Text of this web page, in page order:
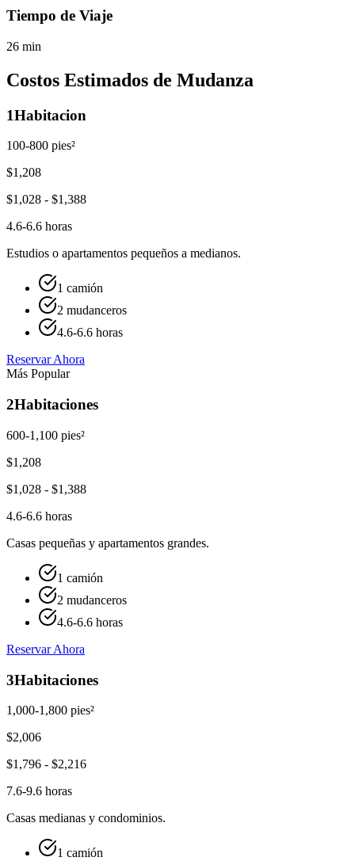
Tiempo de Viaje
26 min
Costos Estimados de Mudanza
1Habitacion
100-800 pies²
$1,208
$1,028 - $1,388
4.6-6.6 horas
Estudios o apartamentos pequeños a medianos.
1 camión
2 mudanceros
4.6-6.6 horas
Reservar Ahora
Más Popular
2Habitaciones
600-1,100 pies²
$1,208
$1,028 - $1,388
4.6-6.6 horas
Casas pequeñas y apartamentos grandes.
1 camión
2 mudanceros
4.6-6.6 horas
Reservar Ahora
3Habitaciones
1,000-1,800 pies²
$2,006
$1,796 - $2,216
7.6-9.6 horas
Casas medianas y condominios.
1 camión